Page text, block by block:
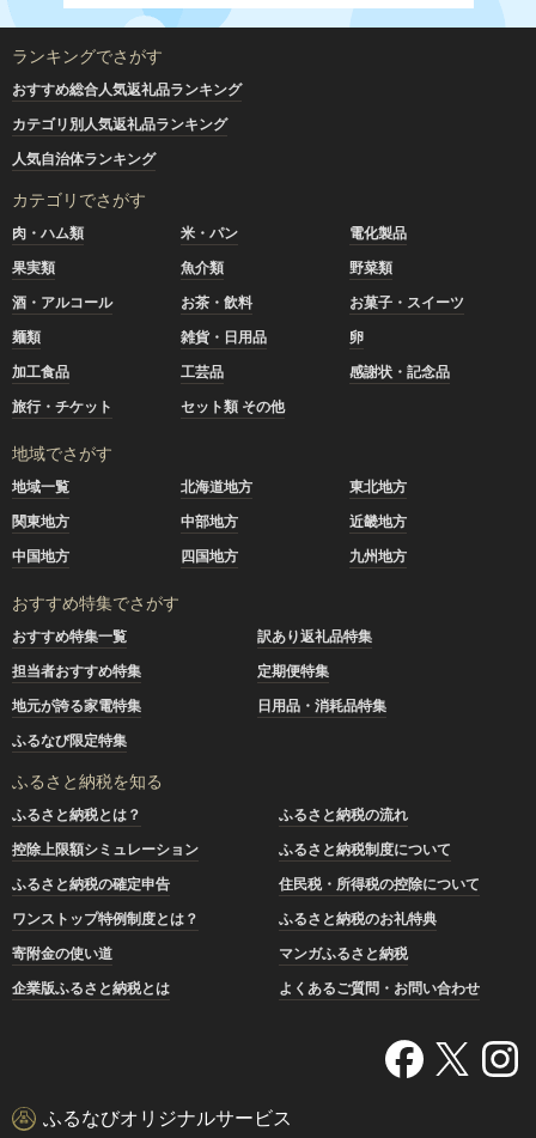
ランキングでさがす
おすすめ総合人気返礼品ランキング
カテゴリ別人気返礼品ランキング
人気自治体ランキング
カテゴリでさがす
肉・ハム類 米・パン
電化製品
果実類
魚介類
野菜類
酒・アルコール
お茶・飲料
お菓子・スイーツ
麺類
雑貨・日用品
卵
加工食品
工芸品
感謝状・記念品
旅行・チケット
セット類 その他
地域でさがす
地域一覧 北海道地方
東北地方
関東地方
中部地方
近畿地方
中国地方
四国地方 九州地方
おすすめ特集でさがす
おすすめ特集一覧
訳あり返礼品特集
担当者おすすめ特集
定期便特集
地元が誇る家電特集
日用品・消耗品特集
ふるなび限定特集
ふるさと納税を知る
ふるさと納税とは？
ふるさと納税の流れ
控除上限額シミュレーション
ふるさと納税制度について
ふるさと納税の確定申告
住民税・所得税の控除について
ワンストップ特例制度とは？
ふるさと納税のお礼特典
寄附金の使い道
マンガふるさと納税
企業版ふるさと納税とは
よくあるご質問・お問い合わせ
ふるなびオリジナルサービス